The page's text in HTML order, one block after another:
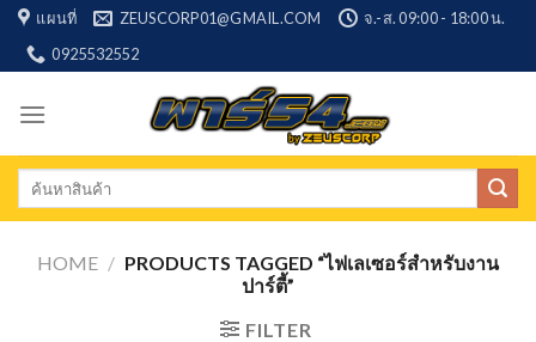
Skip
content
แผนที่ ZEUSCORP01@GMAIL.COM
จ.-ส. 09:00 - 18:00 น.
0925532552
Search
HOME / PRODUCTS TAGGED “ไฟเลเซอร์สำหรับงาน
ปาร์ตี้”
FILTER